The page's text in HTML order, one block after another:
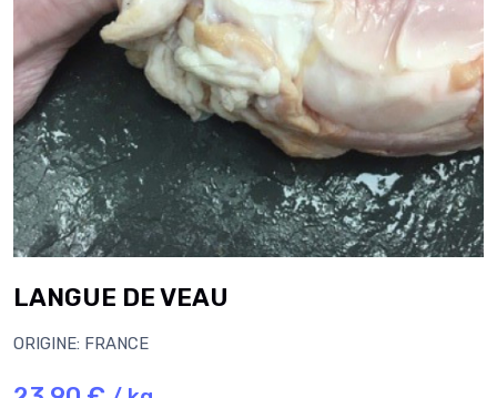
LANGUE DE VEAU
ORIGINE: FRANCE